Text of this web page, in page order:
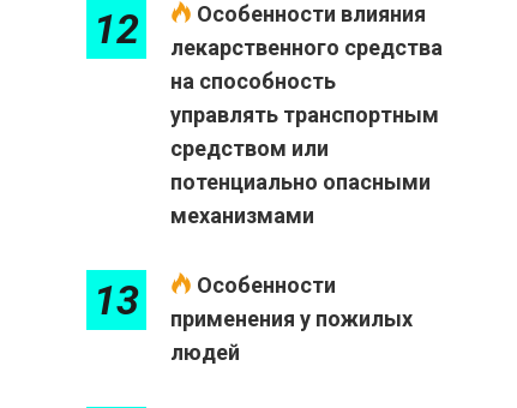
12
Особенности влияния
лекарственного средства
на способность
управлять транспортным
средством или
потенциально опасными
механизмами
13
Особенности
применения у пожилых
людей